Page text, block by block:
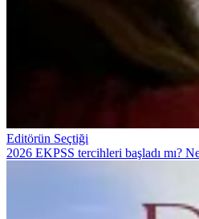
Editörün Seçtiği
2026 EKPSS tercihleri başladı mı?